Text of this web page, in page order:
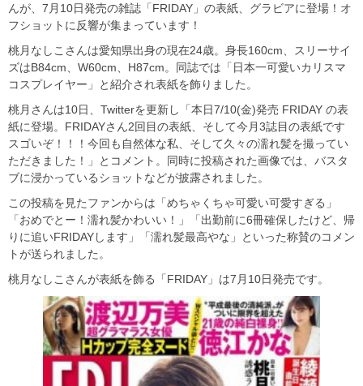
んが、7月10日発売の雑誌「FRIDAY」の表紙、グラビアに登場！オ
フショットに反響が集まっています！
桃月なしこさんは愛知県出身の現在24歳。身長160cm、スリーサイ
ズはB84cm、W60cm、H87cm。同誌では「日本一可愛いカリスマ
コスプレイヤー」と紹介され表紙を飾りました。
桃月さんは10日、Twitterを更新し「本日7/10(金)発売 FRIDAY の表
紙に登場。FRIDAYさん2回目の表紙、そして今月3誌目の表紙です
スゴいぞ！！！今回も自然体な私、そして久々の濡れ髪を撮ってい
ただきました！」とコメント。同時に投稿された画像では、バスタ
ブに浸かっているショットなどが披露されました。
この投稿を見たファンからは「めちゃくちゃ可愛い可愛すぎる」
「おめでとー！濡れ髪かわいい！」「出勤前に6冊確保したけど、帰
りに追いFRIDAYします」「濡れ髪最高やな」といった称賛のコメン
トが送られました。
桃月なしこさんが表紙を飾る「FRIDAY」は7月10日発売です。